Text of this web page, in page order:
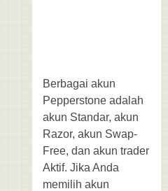
Berbagai akun
Pepperstone adalah
akun Standar, akun
Razor, akun Swap-
Free, dan akun trader
Aktif. Jika Anda
memilih akun